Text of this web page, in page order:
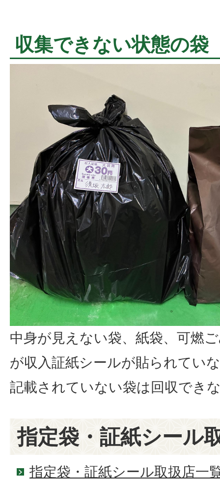
収集できない状態の袋
中身が見えない袋、紙袋、可燃
が収入証紙シールが貼られてい
記載されていない袋は回収でき
指定袋・証紙シール
指定袋・証紙シール取扱店一